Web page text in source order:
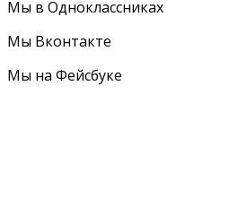
Мы в Одноклассниках
Мы Вконтакте
Мы на Фейсбуке